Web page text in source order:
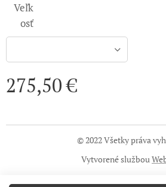
Veľk
osť
275,50€
© 2022 Všetky práva
Vytvorené službou